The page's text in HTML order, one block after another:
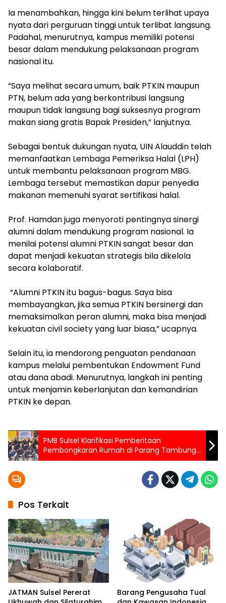
‎Ia menambahkan, hingga kini belum terlihat upaya
nyata dari perguruan tinggi untuk terlibat langsung.
Padahal, menurutnya, kampus memiliki potensi
besar dalam mendukung pelaksanaan program
nasional itu.
‎“Saya melihat secara umum, baik PTKIN maupun
PTN, belum ada yang berkontribusi langsung
maupun tidak langsung bagi suksesnya program
makan siang gratis Bapak Presiden,” lanjutnya.
‎Sebagai bentuk dukungan nyata, UIN Alauddin telah
memanfaatkan Lembaga Pemeriksa Halal (LPH)
untuk membantu pelaksanaan program MBG.
Lembaga tersebut memastikan dapur penyedia
makanan memenuhi syarat sertifikasi halal.
‎Prof. Hamdan juga menyoroti pentingnya sinergi
alumni dalam mendukung program nasional. Ia
menilai potensi alumni PTKIN sangat besar dan
dapat menjadi kekuatan strategis bila dikelola
secara kolaboratif.
‎ “Alumni PTKIN itu bagus-bagus. Saya bisa
membayangkan, jika semua PTKIN bersinergi dan
memaksimalkan peran alumni, maka bisa menjadi
kekuatan civil society yang luar biasa,” ucapnya.
‎Selain itu, ia mendorong penguatan pendanaan
kampus melalui pembentukan Endowment Fund
atau dana abadi. Menurutnya, langkah ini penting
untuk menjamin keberlanjutan dan kemandirian
PTKIN ke depan.
PMB Sulsel Klarifikasi Pemberitaan
Pembongkaran Rumah di Parang Tambung,
Tegaskan Tak Terkait “Laskar Monta Bassi”
Pos Terkait
JATMAN Sulsel Pererat
Barang Pengusaha Tual